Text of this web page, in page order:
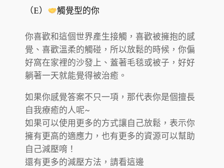
（E） 觸覺型的你
你喜歡和這個世界產生接觸，喜歡被擁抱的感
覺、喜歡溫柔的觸碰，所以放鬆的時候，你偏
好窩在家裡的沙發上、蓋著毛毯或被子，好好
躺著一天就能覺得被治癒。
如果你感覺答案不只一項，那代表你是個擅長
自我療癒的人呢~
如果可以使用更多的方式讓自己放鬆，表示你
擁有更高的適應力，也有更多的資源可以幫助
自己減壓唷！
還有更多的減壓方法，請看這邊